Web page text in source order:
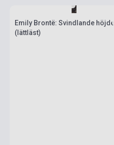
Emily Brontë: Svindlande höjder
(lättläst)